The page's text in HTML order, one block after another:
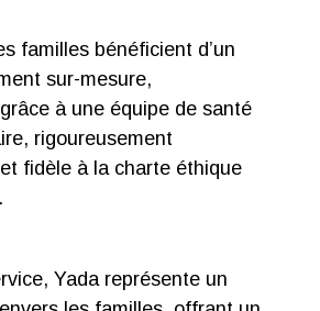
familles bénéficient d’un
sur-mesure,
à une équipe de santé
rigoureusement
fidèle à la charte éthique
Yada représente un